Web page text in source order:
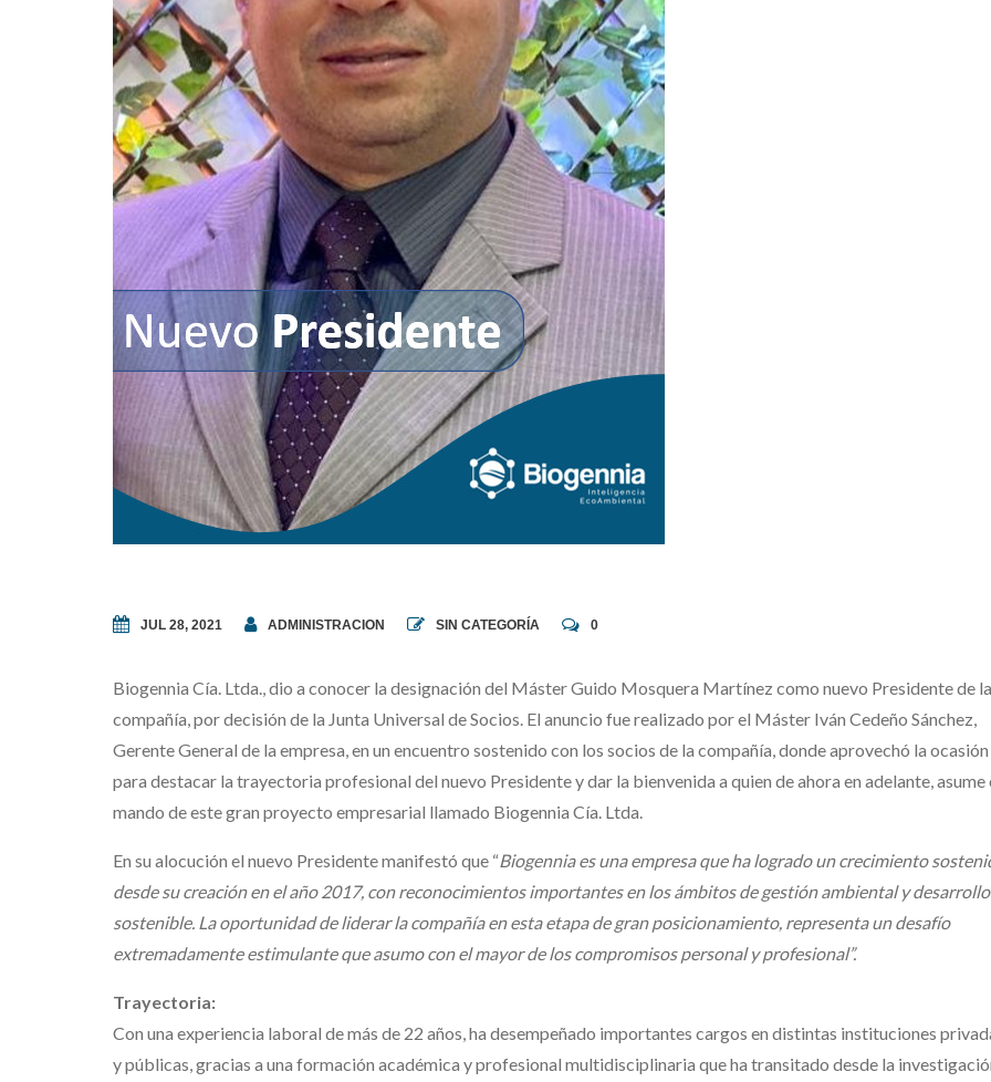
JUL 28, 2021 ADMINISTRACION SIN CATEGORÍA 0
Biogennia Cía. Ltda., dio a conocer la designación del Máster Guido Mosquera Martínez como nuevo Presidente de la
compañía, por decisión de la Junta Universal de Socios. El anuncio fue realizado por el Máster Iván Cedeño Sánchez,
Gerente General de la empresa, en un encuentro sostenido con los socios de la compañía, donde aprovechó la ocasión
para destacar la trayectoria profesional del nuevo Presidente y dar la bienvenida a quien de ahora en adelante, asume
mando de este gran proyecto empresarial llamado Biogennia Cía. Ltda.
En su alocución el nuevo Presidente manifestó que “Biogennia es una empresa que ha logrado un crecimiento
desde su creación en el año 2017, con reconocimientos importantes en los ámbitos de gestión ambiental y desarrollo
sostenible. La oportunidad de liderar la compañía en esta etapa de gran posicionamiento, representa un desafío
extremadamente estimulante que asumo con el mayor de los compromisos personal y profesional”.
Trayectoria:
Con una experiencia laboral de más de 22 años, ha desempeñado importantes cargos en distintas instituciones
y públicas, gracias a una formación académica y profesional multidisciplinaria que ha transitado desde la